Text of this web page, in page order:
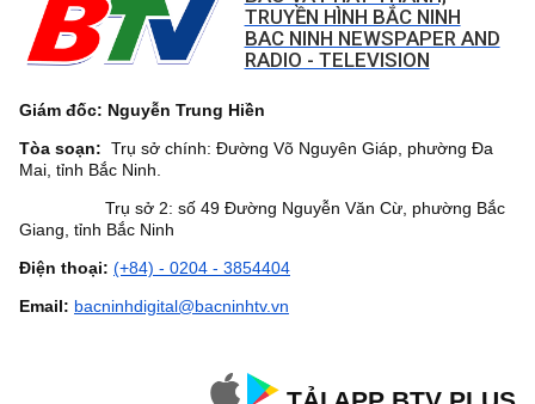
TRUYỀN HÌNH BẮC NINH
BAC NINH NEWSPAPER AND
RADIO - TELEVISION
Giám đốc: Nguyễn Trung Hiền
Tòa soạn: Trụ sở chính: Đường Võ Nguyên Giáp, phường Đa
Mai, tỉnh Bắc Ninh.
Trụ sở 2: số 49 Đường Nguyễn Văn Cừ, phường Bắc
Giang, tỉnh Bắc Ninh
Điện thoại: (+84) - 0204 - 3854404
Email: bacninhdigital@bacninhtv.vn